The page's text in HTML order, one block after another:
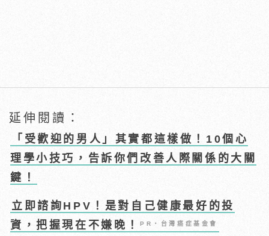
延伸閱讀：
「受歡迎的男人」其實都這樣做！10個心
理學小技巧，告訴你們改善人際關係的大關
鍵！
立即諮詢HPV！是對自己健康最好的投
資，把握現在不嫌晚！PR・台灣癌症基金會